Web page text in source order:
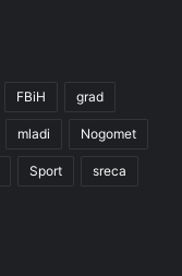
FBiH grad
mladi Nogomet
Sport sreca